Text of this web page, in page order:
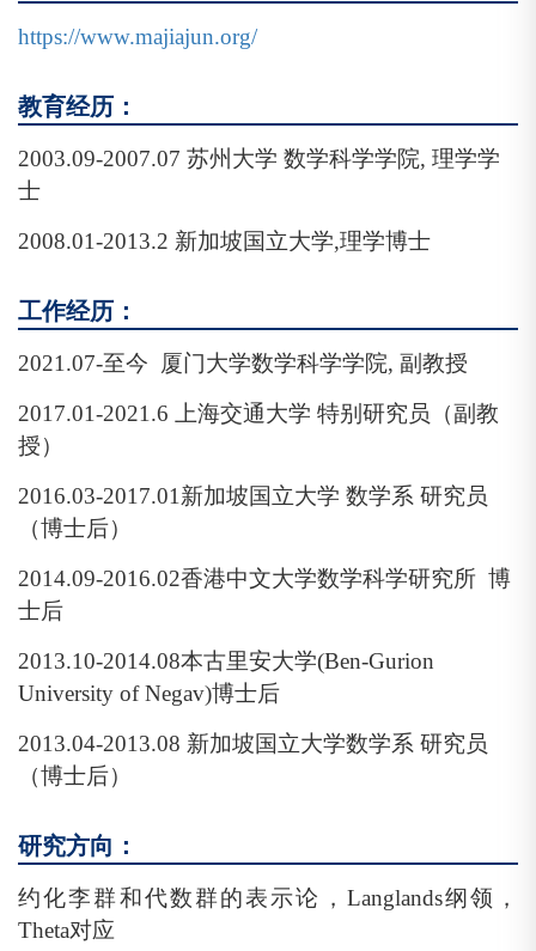
https://www.majiajun.org/
教育经历：
2003.09-2007.07 苏州大学 数学科学学院, 理学学
士
2008.01-2013.2 新加坡国立大学,理学博士
工作经历：
2021.07-至今 厦门大学数学科学学院, 副教授
2017.01-2021.6 上海交通大学 特别研究员（副教
授）
2016.03-2017.01新加坡国立大学 数学系 研究员
（博士后）
2014.09-2016.02香港中文大学数学科学研究所 博
士后
2013.10-2014.08本古里安大学(Ben-Gurion
University of Negav)博士后
2013.04-2013.08 新加坡国立大学数学系 研究员
（博士后）
研究方向：
约化李群和代数群的表示论， Langlands纲领，
Theta对应